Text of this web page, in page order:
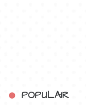
POPULAIR